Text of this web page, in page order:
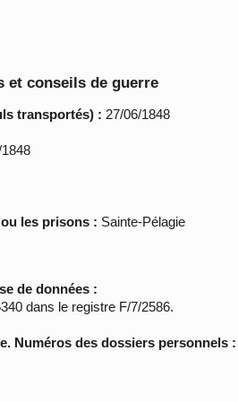
et conseils de guerre
transportés) : 27/06/1848
les prisons : Sainte-Pélagie
de données :
dans le registre F/7/2586.
Numéros des dossiers personnels